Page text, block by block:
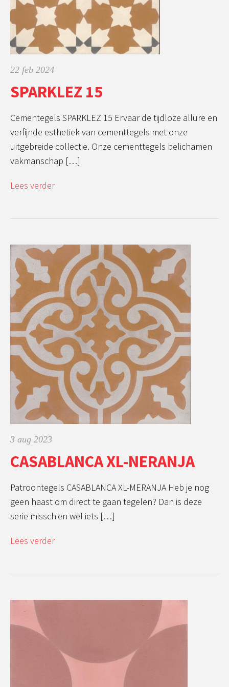
22 feb 2024
SPARKLEZ 15
Cementegels SPARKLEZ 15 Ervaar de tijdloze allure en
verfijnde esthetiek van cementtegels met onze
uitgebreide collectie. Onze cementtegels belichamen
vakmanschap […]
Lees verder
3 aug 2023
CASABLANCA XL-NERANJA
Patroontegels CASABLANCA XL-MERANJA Heb je nog
geen haast om direct te gaan tegelen? Dan is deze
serie misschien wel iets […]
Lees verder